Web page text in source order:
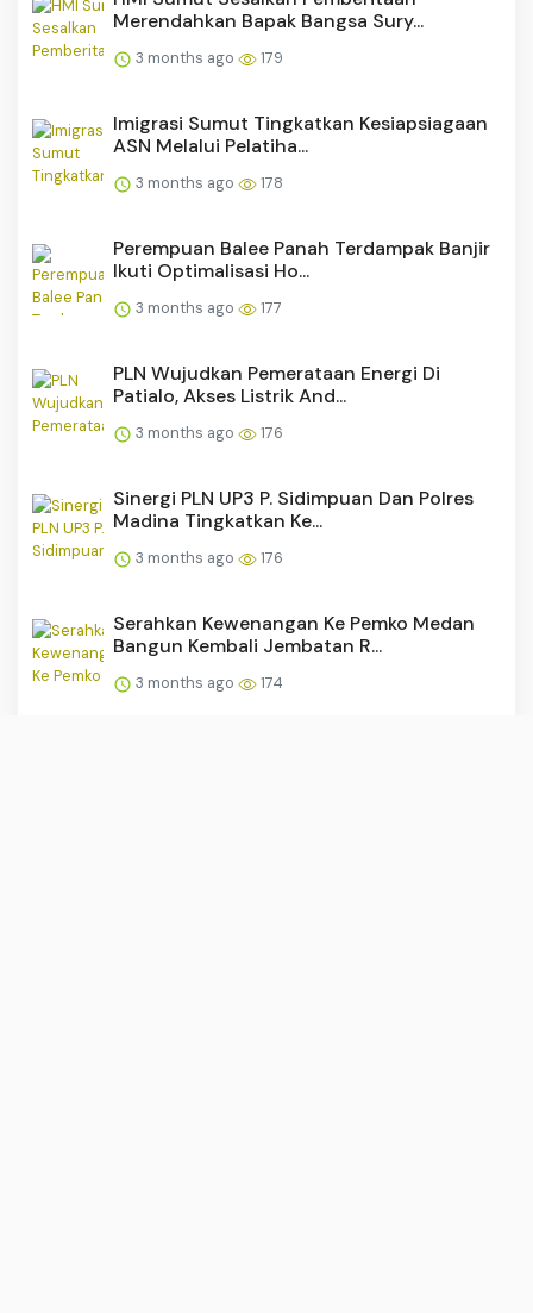
Merendahkan Bapak Bangsa Sury...
3 months ago 179
Imigrasi Sumut Tingkatkan Kesiapsiagaan
ASN Melalui Pelatiha...
3 months ago 178
Perempuan Balee Panah Terdampak Banjir
Ikuti Optimalisasi Ho...
3 months ago 177
PLN Wujudkan Pemerataan Energi Di
Patialo, Akses Listrik And...
3 months ago 176
Sinergi PLN UP3 P. Sidimpuan Dan Polres
Madina Tingkatkan Ke...
3 months ago 176
Serahkan Kewenangan Ke Pemko Medan
Bangun Kembali Jembatan R...
3 months ago 174